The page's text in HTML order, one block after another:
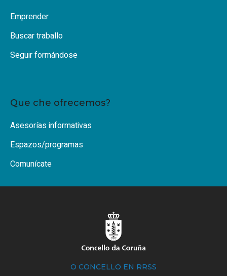
Emprender
Buscar traballo
Seguir formándose
Que che ofrecemos?
Asesorías informativas
Espazos/programas
Comunícate
O CONCELLO EN RRSS